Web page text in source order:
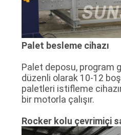
Palet besleme cihazı
Palet deposu, program
düzenli olarak 10-12
paletleri istifleme
bir motorla çalışır.
Rocker kolu çevrimiçi